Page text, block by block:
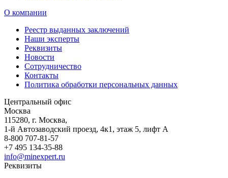
О компании
Реестр выданных заключений
Наши эксперты
Реквизиты
Новости
Сотрудничество
Контакты
Политика обработки персональных данных
Центральный офис
Москва
115280, г. Москва,
1-й Автозаводский проезд, 4к1, этаж 5, лифт А
8-800 707-81-57
+7 495 134-35-88
info@minexpert.ru
Реквизиты